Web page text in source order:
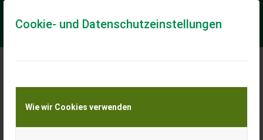
Cookie- und Datenschutzeinstellungen
Wie wir Cookies verwenden
Meine Transportkostenanfrage
Transport von Land- und Baumaschinen –
KEINE Tiertransporte